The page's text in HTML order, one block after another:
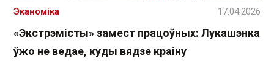
«Экстрэмісты» замест працоўных: Лукашэнка
ўжо не ведае, куды вядзе краіну
Эканоміка 17.04.2026